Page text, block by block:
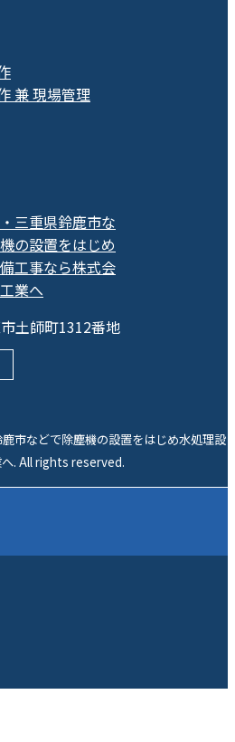
兼 現場管理
土師町1312番地
市などで除塵機の設置をはじめ水処理設
へ. All rights reserved.